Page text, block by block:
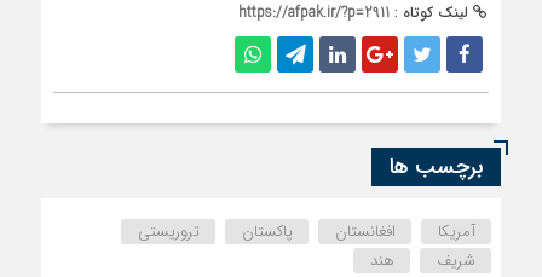
لینک کوتاه : https://afpak.ir/?p=2911
برچسب ها
آمریکا افغانستان پاکستان
تروریستی
شریف
هند